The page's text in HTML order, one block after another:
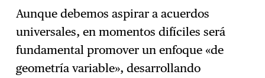
Aunque debemos aspirar a acuerdos
universales, en momentos difíciles será
fundamental promover un enfoque «de
geometría variable», desarrollando